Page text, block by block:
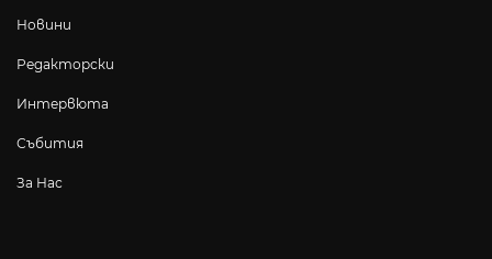
Новини
Редакторски
Интервюта
Събития
За Нас